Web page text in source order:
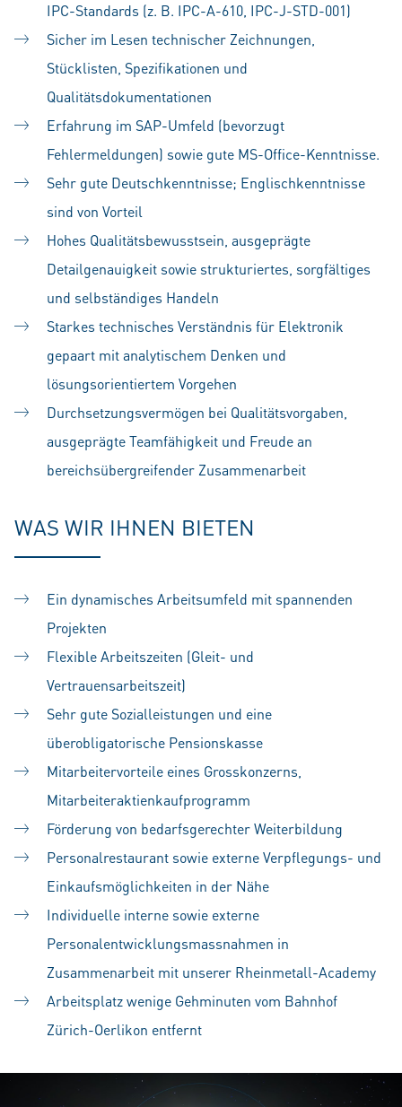
IPC-Standards (z. B. IPC-A-610, IPC-J-STD-001)
Sicher im Lesen technischer Zeichnungen,
Stücklisten, Spezifikationen und
Qualitätsdokumentationen
Erfahrung im SAP-Umfeld (bevorzugt
Fehlermeldungen) sowie gute MS-Office-Kenntnisse.
Sehr gute Deutschkenntnisse; Englischkenntnisse
sind von Vorteil
Hohes Qualitätsbewusstsein, ausgeprägte
Detailgenauigkeit sowie strukturiertes, sorgfältiges
und selbständiges Handeln
Starkes technisches Verständnis für Elektronik
gepaart mit analytischem Denken und
lösungsorientiertem Vorgehen
Durchsetzungsvermögen bei Qualitätsvorgaben,
ausgeprägte Teamfähigkeit und Freude an
bereichsübergreifender Zusammenarbeit
WAS WIR IHNEN BIETEN
Ein dynamisches Arbeitsumfeld mit spannenden
Projekten
Flexible Arbeitszeiten (Gleit- und
Vertrauensarbeitszeit)
Sehr gute Sozialleistungen und eine
überobligatorische Pensionskasse
Mitarbeitervorteile eines Grosskonzerns,
Mitarbeiteraktienkaufprogramm
Förderung von bedarfsgerechter Weiterbildung
Personalrestaurant sowie externe Verpflegungs- und
Einkaufsmöglichkeiten in der Nähe
Individuelle interne sowie externe
Personalentwicklungsmassnahmen in
Zusammenarbeit mit unserer Rheinmetall-Academy
Arbeitsplatz wenige Gehminuten vom Bahnhof
Zürich-Oerlikon entfernt